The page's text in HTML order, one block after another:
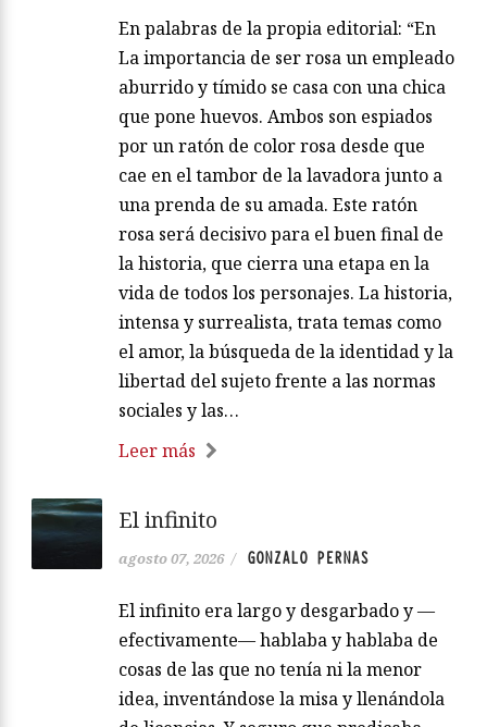
agosto 07, 2026 / ZENDALIBROS.COM
En palabras de la propia editorial: “En
La importancia de ser rosa un empleado
aburrido y tímido se casa con una chica
que pone huevos. Ambos son espiados
por un ratón de color rosa desde que
cae en el tambor de la lavadora junto a
una prenda de su amada. Este ratón
rosa será decisivo para el buen final de
la historia, que cierra una etapa en la
vida de todos los personajes. La historia,
intensa y surrealista, trata temas como
el amor, la búsqueda de la identidad y la
libertad del sujeto frente a las normas
Leer más
agosto 07, 2026 GONZALO PERNAS
El infinito era largo y desgarbado y —
efectivamente— hablaba y hablaba de